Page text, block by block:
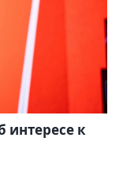
интересе к